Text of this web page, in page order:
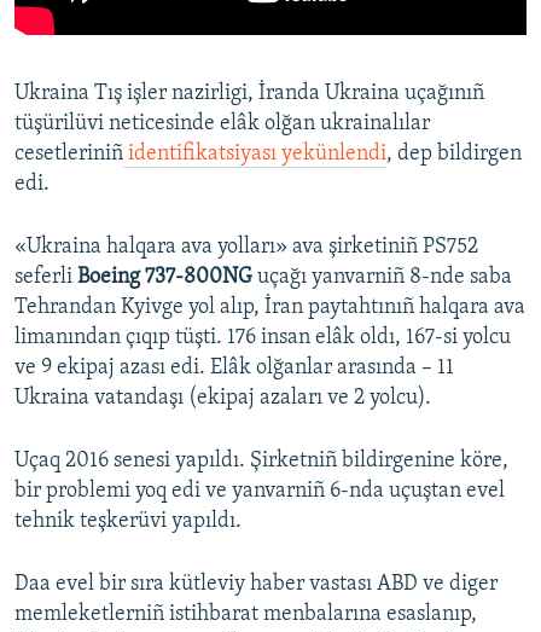
Ukraina Tış işler nazirligi, İranda Ukraina uçağınıñ
tüşürilüvi neticesinde elâk olğan ukrainalılar
cesetleriniñ identifikatsiyası yekünlendi, dep bildirgen
edi.
«Ukraina halqara ava yolları» ava şirketiniñ PS752
seferli Boeing 737-800NG uçağı yanvarniñ 8-nde saba
Tehrandan Kyivge yol alıp, İran paytahtınıñ halqara ava
limanından çıqıp tüşti. 176 insan elâk oldı, 167-si yolcu
ve 9 ekipaj azası edi. Elâk olğanlar arasında – 11
Ukraina vatandaşı (ekipaj azaları ve 2 yolcu).
Uçaq 2016 senesi yapıldı. Şirketniñ bildirgenine köre,
bir problemi yoq edi ve yanvarniñ 6-nda uçuştan evel
tehnik teşkerüvi yapıldı.
Daa evel bir sıra kütleviy haber vastası ABD ve diger
memleketlerniñ istihbarat menbalarına esaslanıp,